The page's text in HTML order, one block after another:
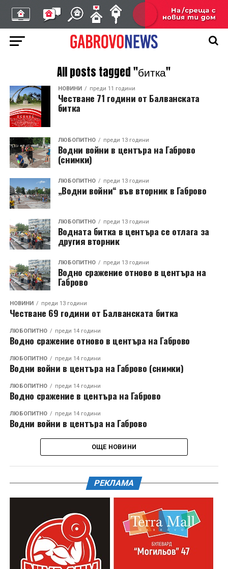
All posts tagged "битка"
НОВИНИ преди 11 години
Честване 71 години от Балванската
битка
ЛЮБОПИТНО преди 13 години
Водни войни в центъра на Габрово
(снимки)
ЛЮБОПИТНО преди 13 години
„Водни войни“ във вторник в Габрово
ЛЮБОПИТНО преди 13 години
Водната битка в центъра се отлага за
другия вторник
ЛЮБОПИТНО преди 13 години
Водно сражение отново в центъра на
Габрово
НОВИНИ преди 13 години
Честване 69 години от Балванската битка
ЛЮБОПИТНО преди 14 години
Водно сражение отново в центъра на Габрово
ЛЮБОПИТНО преди 14 години
Водни войни в центъра на Габрово (снимки)
ЛЮБОПИТНО преди 14 години
Водно сражение в центъра на Габрово
ЛЮБОПИТНО преди 14 години
Водни войни в центъра на Габрово
ОЩЕ НОВИНИ
РЕКЛАМА